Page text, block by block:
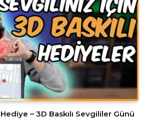
– 3D Baskılı Sevgililer Günü